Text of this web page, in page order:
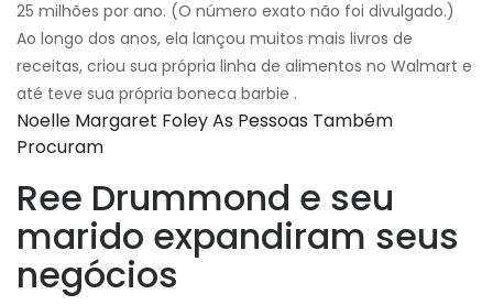
25 milhões por ano. (O número exato não foi divulgado.)
Ao longo dos anos, ela lançou muitos mais livros de
receitas, criou sua própria linha de alimentos no Walmart e
até teve sua própria boneca barbie .
Noelle Margaret Foley As Pessoas Também
Procuram
Ree Drummond e seu
marido expandiram seus
negócios